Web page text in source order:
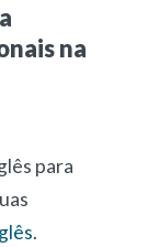
na
para
.